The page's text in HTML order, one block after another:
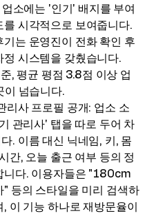
소에는 '인기' 배지를 부여
를 시각적으로 보여줍니다.
기는 운영진이 전화 확인 후
정 시스템을 갖췄습니다.
, 평균 평점 3.8점 이상 업
넘습니다.
리사 프로필 공개: 업소 소
관리사' 탭을 따로 두어 차
. 이름 대신 닉네임, 키, 몸
간, 오늘 출근 여부 등의 정
니다. 이용자들은 "180cm
" 등의 스타일을 미리 검색하
, 이 기능 하나로 재방문율이